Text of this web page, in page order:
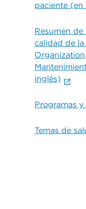
paciente (en
Resumen
calidad de
inglés)
Programas y
Temas de